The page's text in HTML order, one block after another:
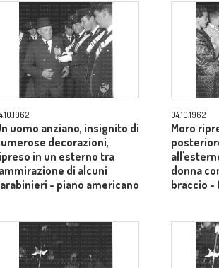
uomo anziano, insignito di
decorazioni,
in un esterno tra
di alcuni
- piano americano
04.10.1962
Moro
donna
braccio -